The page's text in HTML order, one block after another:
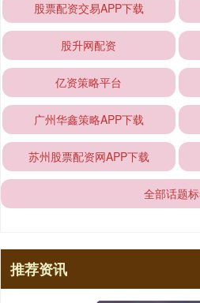
股票配资交易APP下载
股升网配资
亿资策略平台
广州华鑫策略APP下载
苏州股票配资网APP下载
全部话题
推荐资讯